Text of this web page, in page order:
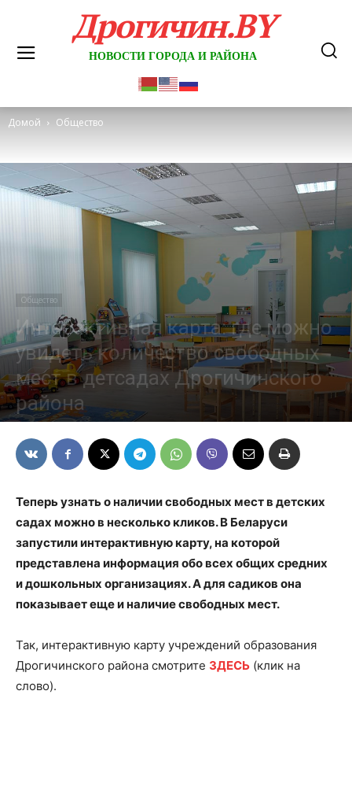
Дрогичин.BY
НОВОСТИ ГОРОДА И РАЙОНА
Домой Общество
Общество
Интерактивная карта: где можно
увидеть количество свободных
мест в детсадах Дрогичинского
района
Теперь узнать о наличии свободных мест в детских
садах можно в несколько кликов. В Беларуси
запустили интерактивную карту, на которой
представлена информация обо всех общих средних
и дошкольных организациях. А для садиков она
показывает еще и наличие свободных мест.
Так, интерактивную карту учреждений образования
Дрогичинского района смотрите ЗДЕСЬ (клик на
слово).